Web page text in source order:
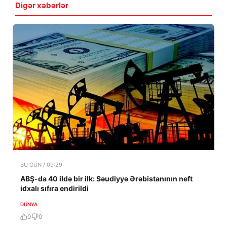
Digər xəbərlər
BU GÜN / 09:29
ABŞ-da 40 ildə bir ilk: Səudiyyə Ərəbistanının neft
idxalı sıfıra endirildi
DÜNYA
0 0